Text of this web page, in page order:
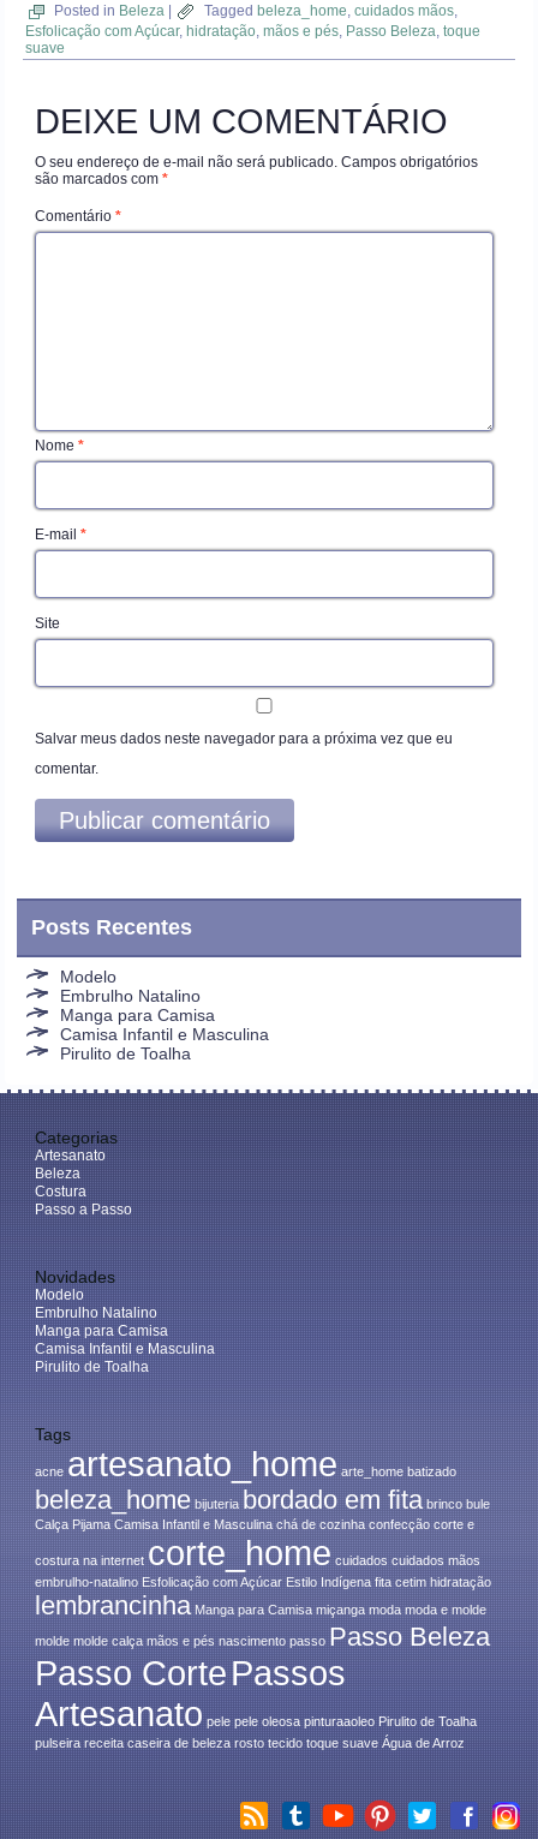
Posted in Beleza | Tagged beleza_home ,cuidados mãos
Esfolicação com Açúcar,hidratação ,mãos e pés Passo Beleza ,toque
suave
DEIXE UM COMENTÁRIO
O seu endereço de e-mail não será publicado. Campos obrigatórios
são marcados com*
Comentário*
Nome*
E-mail*
Site
Salvar meus dados neste navegador para a próxima vez que eu
comentar.
Posts Recentes
Modelo
Embrulho Natalino
Manga para Camisa
Camisa Infantil e Masculina
Pirulito de Toalha
Categorias
Artesanato
Beleza
Costura
Passo a Passo
Novidades
Modelo
Embrulho Natalino
Manga para Camisa
Camisa Infantil e Masculina
Pirulito de Toalha
Tags
acne artesanato_home arte_home batizado
beleza_home bijuteria bordado em fita brinco bule
Calça Pijama Camisa Infantil e Masculina chá de cozinha confecção corte e
costura na internet corte_home cuidados cuidados mãos
embrulho-natalino Esfolicação com Açúcar Estilo Indígena fita cetim hidratação
lembrancinha Manga para Camisa miçanga moda moda e molde
molde molde calça mãos e pés nascimento passo Passo Beleza
Passo CortePassos
Artesanato pele pele oleosa pinturaaoleo Pirulito de Toalha
pulseira receita caseira de beleza rosto tecido toque suave Água de Arroz